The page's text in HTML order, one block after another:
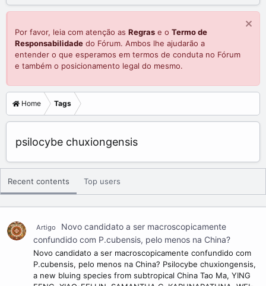
Por favor, leia com atenção as Regras e o Termo de
Responsabilidade do Fórum. Ambos lhe ajudarão a
entender o que esperamos em termos de conduta no Fórum
e também o posicionamento legal do mesmo.
Home Tags
psilocybe chuxiongensis
Recent contents Top users
Artigo
Novo candidato a ser macroscopicamente
confundido com P.cubensis, pelo menos na China?
Novo candidato a ser macroscopicamente confundido com
P.cubensis, pelo menos na China? Psilocybe chuxiongensis,
a new bluing species from subtropical China Tao Ma, YING